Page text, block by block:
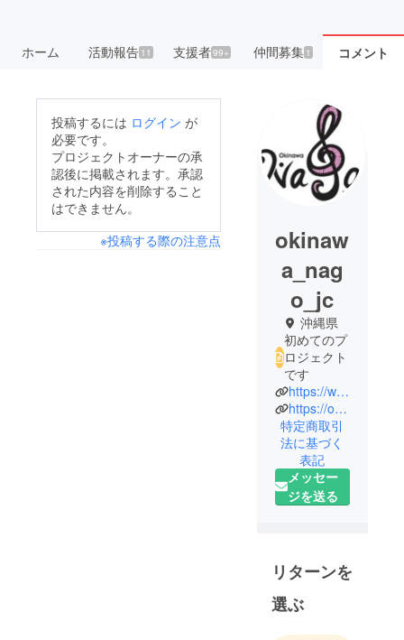
ホーム 活動報告11 支援者99+ 仲間募集 1 コメント
投稿するには ログイン が
必要です。
プロジェクトオーナーの承
認後に掲載されます。承認
された内容を削除すること
はできません。
※投稿する際の注意点
okinaw
a_nag
o_jc
沖縄県
初めてのプ
ロジェクト
です
https://www.instagram.com/okinawa_nago_jr_chorus
https://onjc.ti-da.net/
特定商取引
法に基づく
表記
メッセー
ジを送る
リターンを
選ぶ